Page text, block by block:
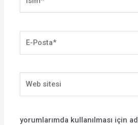
Posta*
sitesi
yorumlarımda kullanılması için